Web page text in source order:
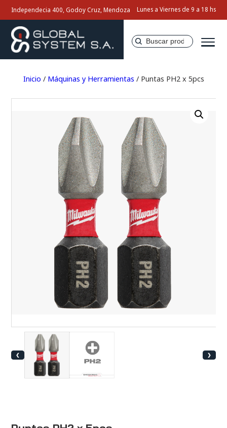
Independecia 400, Godoy Cruz, Mendoza Lunes a Viernes de 9 a 18 hs
Buscar
Nosotros
Productos
Servicios
Contacto
Inicio / Máquinas y Herramientas / Puntas PH2 x 5pcs
❮ ❯